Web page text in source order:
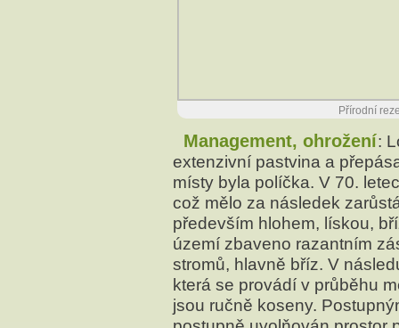
Přírodní
Management, ohrožení:
extenzivní pastvina a
místy byla políčka. V 70.
což mělo za následek
především hlohem, lískou,
území zbaveno razantním
stromů, hlavně bříz. V
která se provádí v průběhu
jsou ručně koseny.